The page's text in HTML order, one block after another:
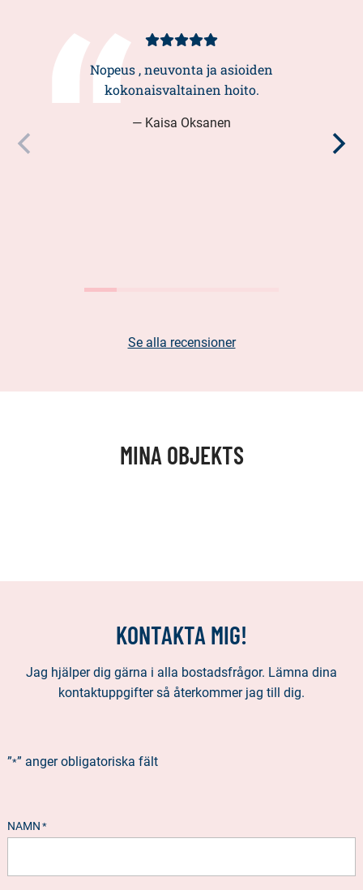
Kundbetyg
Nopeus , neuvonta ja asioiden
kokonaisvaltainen hoito.
— Kaisa Oksanen
Se alla recensioner
MINA OBJEKTS
KONTAKTA MIG!
Jag hjälper dig gärna i alla bostadsfrågor. Lämna dina
kontaktuppgifter så återkommer jag till dig.
”*” anger obligatoriska fält
NAMN *